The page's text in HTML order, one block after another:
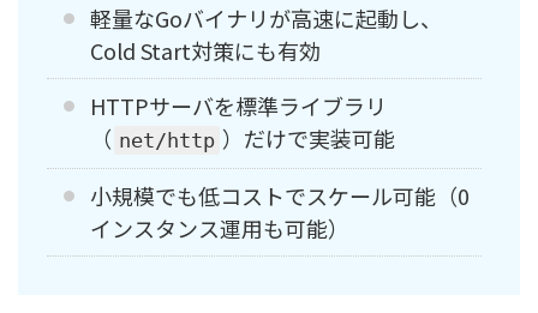
軽量なGoバイナリが高速に起動し、
Cold Start対策にも有効
HTTPサーバを標準ライブラリ
（ net/http ）だけで実装可能
小規模でも低コストでスケール可能（0
インスタンス運用も可能）